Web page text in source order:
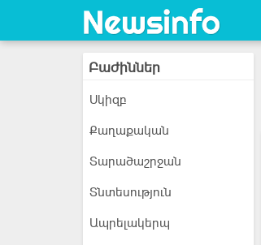
Բաժիններ
Սկիզբ
Քաղաքական
Տարածաշրջան
Տնտեսություն
Ապրելակերպ